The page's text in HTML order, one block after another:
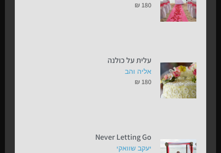
₪ 180
עלית על כולנה
אליה והב
₪ 180
Never Letting Go
יעקב שוואקי